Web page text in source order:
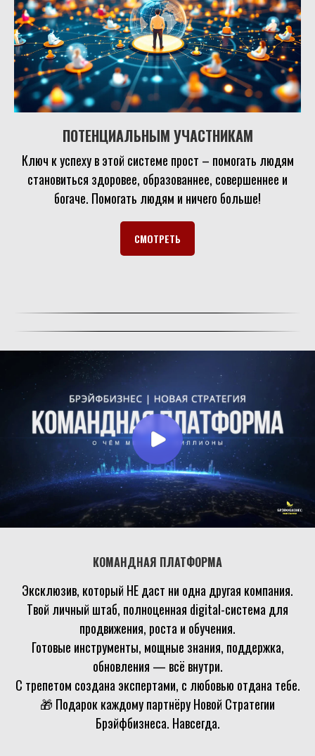
ПОТЕНЦИАЛЬНЫМ УЧАСТНИКАМ
Ключ к успеху в этой системе прост – помогать людям
становиться здоровее, образованнее, совершеннее и
богаче. Помогать людям и ничего больше!
СМОТРЕТЬ
КОМАНДНАЯ ПЛАТФОРМА
Эксклюзив, который НЕ даст ни одна другая компания.
Твой личный штаб, полноценная digital-система для
продвижения, роста и обучения.
Готовые инструменты, мощные знания, поддержка,
обновления — всё внутри.
С трепетом создана экспертами, с любовью отдана тебе.
🎁 Подарок каждому партнёру Новой Стратегии
Брэйфбизнеса. Навсегда.